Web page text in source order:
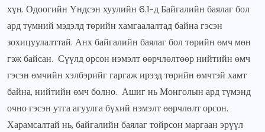
хүн. Одоогийн Үндсэн хуулийн 6.1-д Байгалийн баялаг бол
ард түмний мэдэлд төрийн хамгаалалтад байна гэсэн
зохицуулалттай. Анх байгалийн баялаг бол төрийн өмч мөн
гэж байсан. Сүүлд орсон нэмэлт өөрчлөлтөөр нийтийн өмч
гэсэн өмчийн хэлбэрийг гаргаж ирээд төрийн өмчтэй хамт
байна, нийтийн өмч болно. Ашиг нь Монголын ард түмэнд
очно гэсэн утга агуулга бүхий нэмэлт өөрчлөлт орсон.
Харамсалтай нь, байгалийн баялаг тойрсон маргаан эрүүл